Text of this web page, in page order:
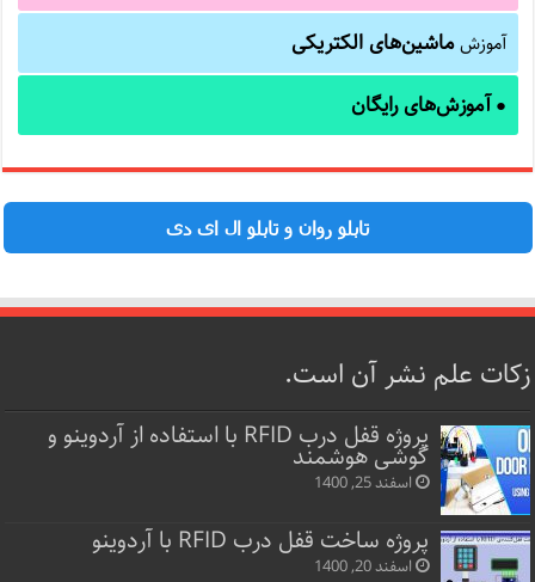
آموزشماشین‌های الکتریکی
●آموزش‌های رایگان
تابلو روان و تابلو ال ای دی
زکات علم نشر آن است.
پروژه قفل‌ درب RFID با استفاده از آردوینو و
گوشی هوشمند
اسفند 25, 1400
پروژه ساخت قفل‌ درب RFID با آردوینو
اسفند 20, 1400